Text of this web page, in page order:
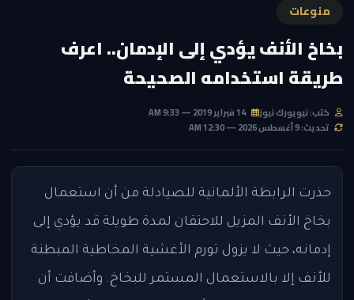
منوعات
بخاخ الأنف يؤدي إلى الإدمان.. اعرف
طريقة استخدامه الصحيحة
كتب: نيويورك نيوز
تحديث: 9 أغسطس 2026 — 12:30 AM
حذرت الرابطة الألمانية للصيادلة من أن استعمال
بخاخ الأنف المزيل للاحتقان لمدة طويلة قد يؤدي إلى
إدمانه، حيث لا يزول تورم الأغشية المخاطية المبطنة
للأنف إلا بالاستعمال المستمر للبخاخ. وأضافت أن